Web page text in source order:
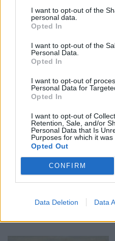
I want to opt-out of the
personal data.
Opted In
I want to opt-out of the
Personal Data.
Opted In
I want to opt-out of
Personal Data for
Opted In
I want to opt-out of
Retention, Sale, and/or
Personal Data that Is
Purposes for which it was
Opted Out
CONFIRM
Data Deletion Data
FESTMÉNY, GRAFIKA
13. tétel:
Kikiáltási ár:60 000Ft
Aukció:
19. és 20. századi
festmények és bútorok